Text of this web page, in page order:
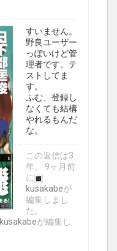
すいません。
野良ユーザー
っぽいけど管
理者です。テ
ストしてま
す。
ふむ、登録し
なくても結構
やれるもんだ
な。
この返信は3
年、 9ヶ月前
に
kusakabeが
編集しまし
た。
kusakabeが編集し